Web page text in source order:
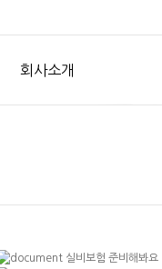
회사소개
실비보험 준비해봐요